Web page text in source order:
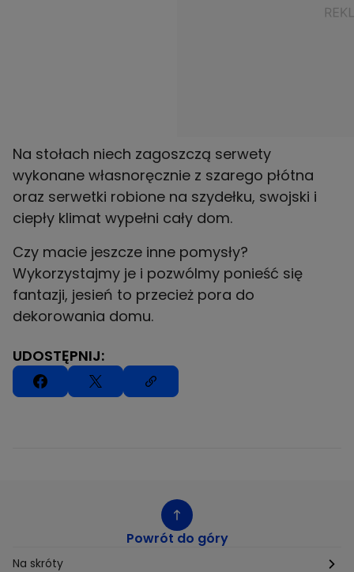
Na stołach niech zagoszczą serwety
wykonane własnoręcznie z szarego płótna
oraz serwetki robione na szydełku, swojski i
ciepły klimat wypełni cały dom.
Czy macie jeszcze inne pomysły?
Wykorzystajmy je i pozwólmy ponieść się
fantazji, jesień to przecież pora do
dekorowania domu.
UDOSTĘPNIJ:
Powrót do góry
Na skróty